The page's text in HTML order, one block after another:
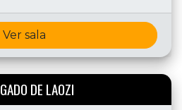
Ver sala
DE LAOZI